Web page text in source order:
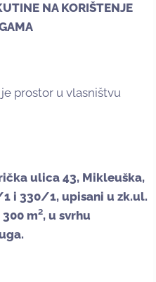
NA KORIŠTENJE
prostor u vlasništvu
ulica 43, Mikleuška,
i 330/1, upisani u zk.ul.
m², u svrhu